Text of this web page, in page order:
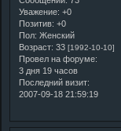
Уважение: +0
Позитив: +0
Пол: Женский
Возраст: 33 [1992-10-10]
Провел на форуме:
3 дня 19 часов
Последний визит:
2007-09-18 21:59:19